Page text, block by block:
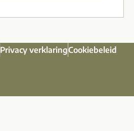
Privacy verklaringCookiebeleid